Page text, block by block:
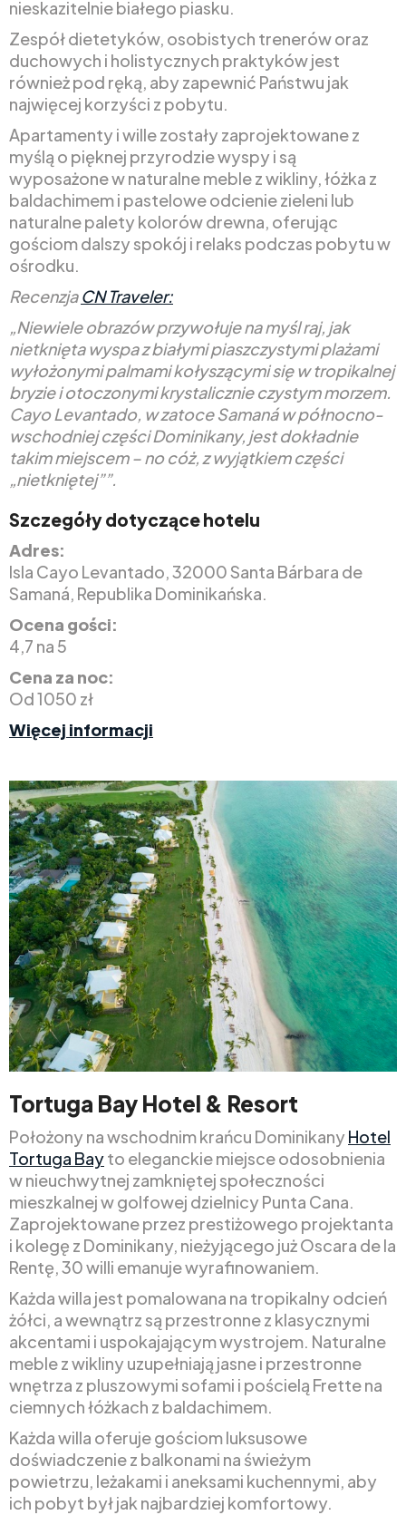
nieskazitelnie białego piasku.
Zespół dietetyków, osobistych trenerów oraz
duchowych i holistycznych praktyków jest
również pod ręką, aby zapewnić Państwu jak
najwięcej korzyści z pobytu.
Apartamenty i wille zostały zaprojektowane z
myślą o pięknej przyrodzie wyspy i są
wyposażone w naturalne meble z wikliny, łóżka z
baldachimem i pastelowe odcienie zieleni lub
naturalne palety kolorów drewna, oferując
gościom dalszy spokój i relaks podczas pobytu w
ośrodku.
RecenzjaCN Traveler:
„Niewiele obrazów przywołuje na myśl raj, jak
nietknięta wyspa z białymi piaszczystymi plażami
wyłożonymi palmami kołyszącymi się w tropikalnej
bryzie i otoczonymi krystalicznie czystym morzem.
Cayo Levantado, w zatoce Samaná w północno-
wschodniej części Dominikany, jest dokładnie
takim miejscem – no cóż, z wyjątkiem części
„nietkniętej””.
Szczegóły dotyczące hotelu
Adres:
Isla Cayo Levantado, 32000 Santa Bárbara de
Samaná, Republika Dominikańska.
Ocena gości:
4,7 na 5
Cena za noc:
Od 1050 zł
Więcej informacji
Tortuga Bay Hotel & Resort
Położony na wschodnim krańcu Dominikany Hotel
Tortuga Bayto eleganckie miejsce odosobnienia
w nieuchwytnej zamkniętej społeczności
mieszkalnej w golfowej dzielnicy Punta Cana.
Zaprojektowane przez prestiżowego projektanta
i kolegę z Dominikany, nieżyjącego już Oscara de la
Rentę, 30 willi emanuje wyrafinowaniem.
Każda willa jest pomalowana na tropikalny odcień
żółci, a wewnątrz są przestronne z klasycznymi
akcentami i uspokajającym wystrojem. Naturalne
meble z wikliny uzupełniają jasne i przestronne
wnętrza z pluszowymi sofami i pościelą Frette na
ciemnych łóżkach z baldachimem.
Każda willa oferuje gościom luksusowe
doświadczenie z balkonami na świeżym
powietrzu, leżakami i aneksami kuchennymi, aby
ich pobyt był jak najbardziej komfortowy.